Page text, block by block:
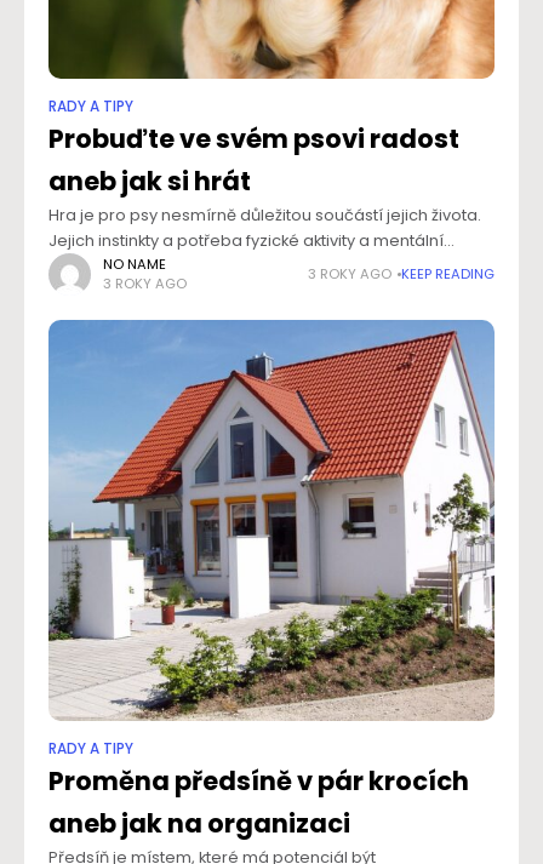
RADY A TIPY
Probuďte ve svém psovi radost
aneb jak si hrát
Hra je pro psy nesmírně důležitou součástí jejich života.
Jejich instinkty a potřeba fyzické aktivity a mentální
stimulace je nutí hledat zábavu a radost ve hrách.
Probuďte ve svém psovi
NO NAME
3 ROKY AGO
3 ROKY AGO KEEP READING
RADY A TIPY
Proměna předsíně v pár krocích
aneb jak na organizaci
Předsíň je místem, které má potenciál být